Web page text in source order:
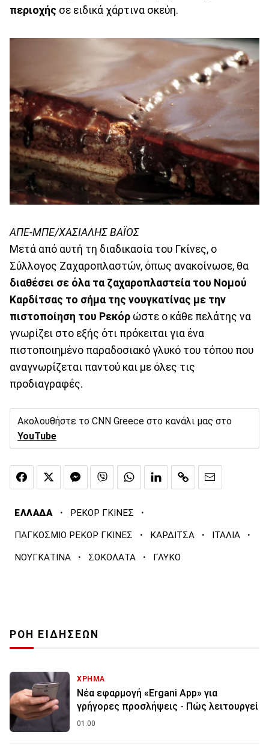
περιοχής σε ειδικά χάρτινα σκεύη.
ΑΠΕ-ΜΠΕ/ΧΑΣΙΑΛΗΣ ΒΑΪΟΣ
Μετά από αυτή τη διαδικασία του Γκίνες, ο
Σύλλογος Ζαχαροπλαστών, όπως ανακοίνωσε, θα
διαθέσει σε όλα τα ζαχαροπλαστεία του Νομού
Καρδίτσας το σήμα της νουγκατίνας με την
πιστοποίηση του Ρεκόρ ώστε ο κάθε πελάτης να
γνωρίζει στο εξής ότι πρόκειται για ένα
πιστοποιημένο παραδοσιακό γλυκό του τόπου που
αναγνωρίζεται παντού και με όλες τις
προδιαγραφές.
Ακολουθήστε το CNN Greece στο κανάλι μας στο
YouTube
ΕΛΛΑΔΑ · ΡΕΚΟΡ ΓΚΙΝΕΣ ·
ΠΑΓΚΟΣΜΙΟ ΡΕΚΟΡ ΓΚΙΝΕΣ · ΚΑΡΔΙΤΣΑ · ΙΤΑΛΙΑ ·
ΝΟΥΓΚΑΤΙΝΑ · ΣΟΚΟΛΑΤΑ · ΓΛΥΚΟ
ΡΟΗ ΕΙΔΗΣΕΩΝ
ΧΡΗΜΑ
Νέα εφαρμογή «Ergani App» για
γρήγορες προσλήψεις - Πώς λειτουργεί
01:00